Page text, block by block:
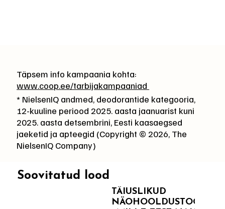
Täpsem info kampaania kohta:
www.coop.ee/tarbijakampaaniad
* NielsenIQ andmed, deodorantide kategooria,
12-kuuline periood 2025. aasta jaanuarist kuni
2025. aasta detsembrini, Eesti kaasaegsed
jaeketid ja apteegid (Copyright ©️ 2026, The
NielsenIQ Company)
Soovitatud lood
TÄIUSLIKUD
NÄOHOOLDUSTOOTED